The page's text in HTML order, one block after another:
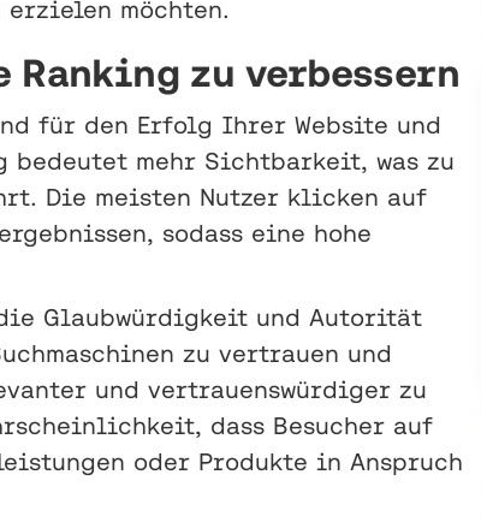
möchten.
Ranking zu verbessern
für den Erfolg Ihrer Website und
bedeutet mehr Sichtbarkeit, was zu
Die meisten Nutzer klicken auf
sodass eine hohe
Glaubwürdigkeit und Autorität
zu vertrauen und
und vertrauenswürdiger zu
dass Besucher auf
oder Produkte in Anspruch